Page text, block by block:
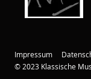
Impressum
© 2023 Klassische